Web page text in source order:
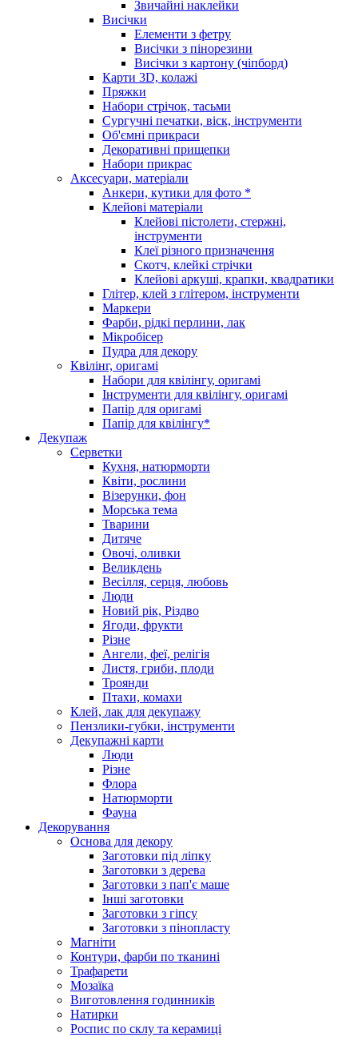
Звичайні наклейки
Висічки
Елементи з фетру
Висічки з пінорезини
Висічки з картону (чіпборд)
Карти 3D, колажі
Пряжки
Набори стрічок, тасьми
Сургучні печатки, віск, інструменти
Об'ємні прикраси
Декоративні прищепки
Набори прикрас
Аксесуари, матеріали
Анкери, кутики для фото *
Клейові матеріали
Клейові пістолети, стержні,
інструменти
Клеї різного призначення
Скотч, клейкі стрічки
Клейові аркуші, крапки, квадратики
Глітер, клей з глітером, інструменти
Маркери
Фарби, рідкі перлини, лак
Мікробісер
Пудра для декору
Квілінг, оригамі
Набори для квілінгу, оригамі
Інструменти для квілінгу, оригамі
Папір для оригамі
Папір для квілінгу*
Декупаж
Серветки
Кухня, натюрморти
Квіти, рослини
Візерунки, фон
Морська тема
Тварини
Дитяче
Овочі, оливки
Великдень
Весілля, серця, любовь
Люди
Новий рік, Різдво
Ягоди, фрукти
Різне
Ангели, феї, релігія
Листя, гриби, плоди
Троянди
Птахи, комахи
Клей, лак для декупажу
Пензлики-губки, інструменти
Декупажні карти
Люди
Різне
Флора
Натюрморти
Фауна
Декорування
Основа для декору
Заготовки під ліпку
Заготовки з дерева
Заготовки з пап'є маше
Інші заготовки
Заготовки з гіпсу
Заготовки з пінопласту
Магніти
Контури, фарби по тканині
Трафарети
Мозаїка
Виготовлення годинників
Натирки
Роспис по склу та керамиці